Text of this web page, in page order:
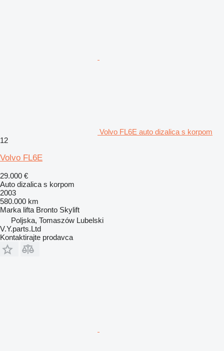
Volvo FL6E auto dizalica s korpom
12
Volvo FL6E
29.000 €
Auto dizalica s korpom
2003
580.000 km
Marka lifta Bronto Skylift
Poljska, Tomaszów Lubelski
V.Y.parts.Ltd
Kontaktirajte prodavca